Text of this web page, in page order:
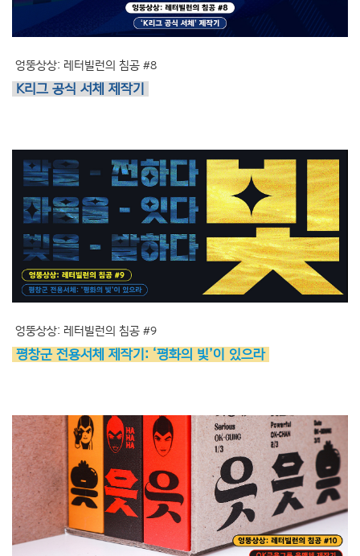
엉뚱상상: 레터빌런의 침공 #8
K리그 공식 서체 제작기
엉뚱상상: 레터빌런의 침공 #9
평창군 전용서체 제작기: ‘평화의 빛’이 있으라